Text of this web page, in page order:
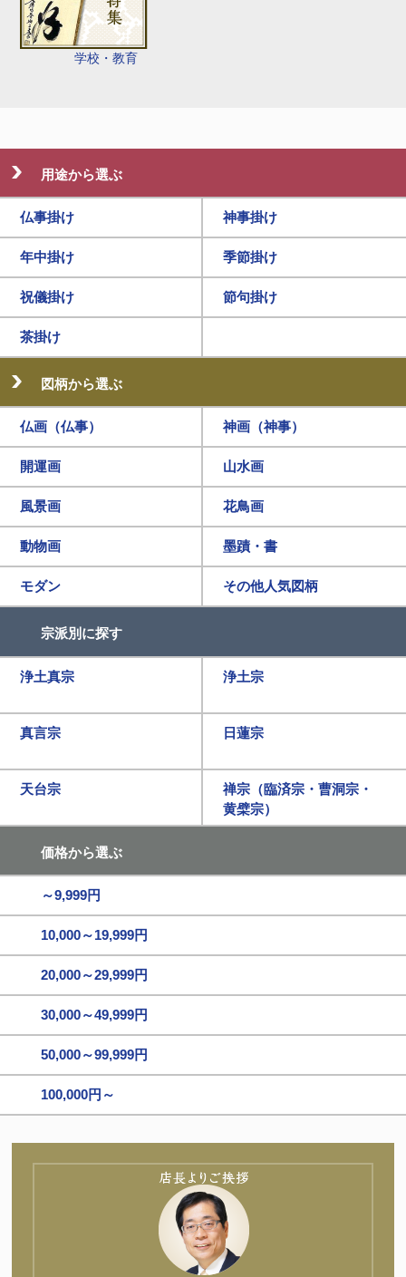
学校・教育
用途から選ぶ
仏事掛け 神事掛け
年中掛け 季節掛け
祝儀掛け 節句掛け
茶掛け
図柄から選ぶ
仏画（仏事） 神画（神事）
開運画 山水画
風景画 花鳥画
動物画 墨蹟・書
モダン その他人気図柄
宗派別に探す
浄土真宗 浄土宗
真言宗 日蓮宗
天台宗
禅宗（臨済宗・曹洞宗・
黄檗宗）
価格から選ぶ
～9,999円
10,000～19,999円
20,000～29,999円
30,000～49,999円
50,000～99,999円
100,000円～